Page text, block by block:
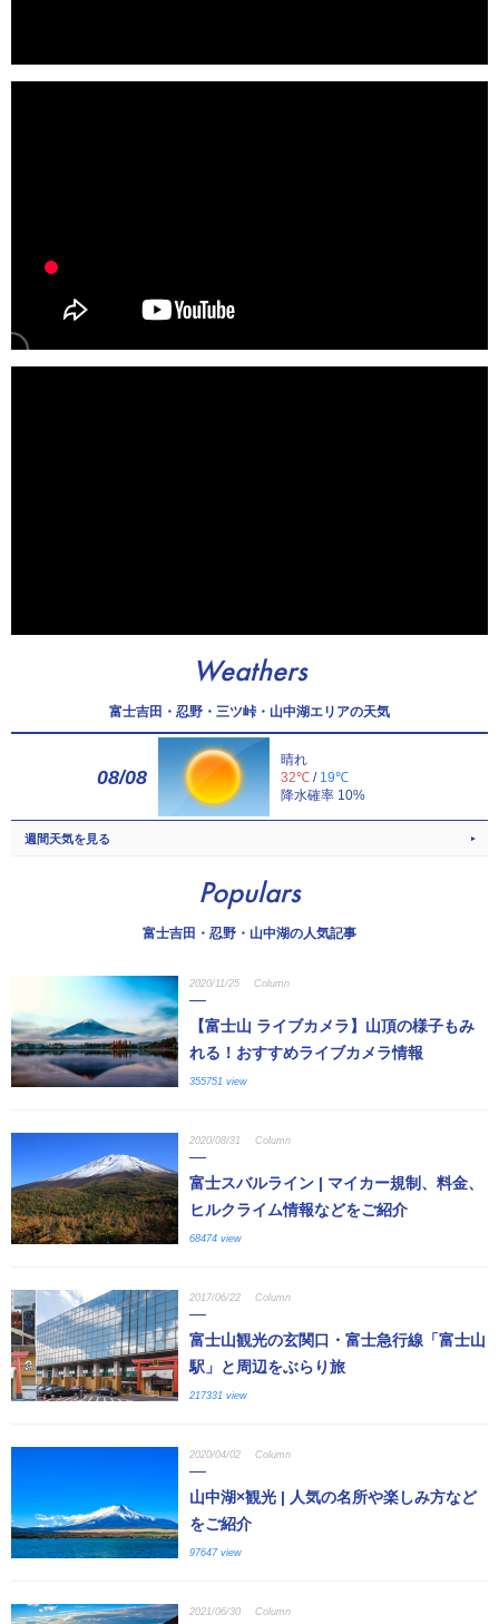
Weathers
富士吉田・忍野・三ツ峠・山中湖エリアの天気
08/08
晴れ
32℃ / 19℃
降水確率 10%
週間天気を見る
Populars
富士吉田・忍野・山中湖の人気記事
2020/11/25 Column
【富士山 ライブカメラ】山頂の様子もみ
れる！おすすめライブカメラ情報
355751 view
2020/08/31 Column
富士スバルライン | マイカー規制、料金、
ヒルクライム情報などをご紹介
68474 view
2017/06/22 Column
富士山観光の玄関口・富士急行線「富士山
駅」と周辺をぶらり旅
217331 view
2020/04/02 Column
山中湖×観光 | 人気の名所や楽しみ方など
をご紹介
97647 view
2021/06/30 Column